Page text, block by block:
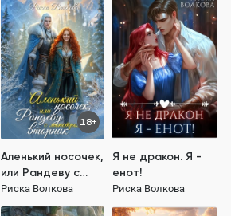
18+
Аленький носочек,
или Рандеву с
монстром во
вторник
Риска Волкова
Я не дракон. Я -
енот!
Риска Волкова